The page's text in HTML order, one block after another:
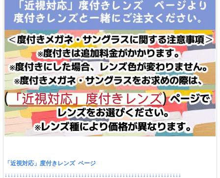
「近視対応」度付きレンズ ページ
↓↓↓↓↓↓↓↓↓↓↓↓↓↓↓↓↓↓↓↓↓↓↓↓↓↓↓↓↓↓↓↓↓↓↓↓↓↓↓↓↓↓↓↓↓↓↓↓↓↓↓↓↓↓↓↓↓↓↓↓